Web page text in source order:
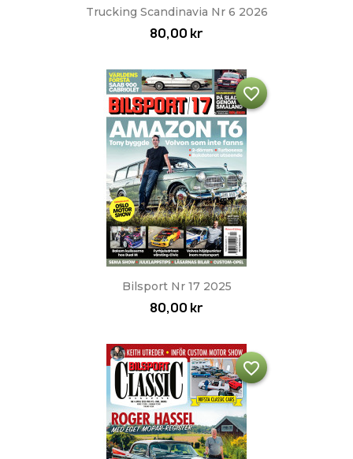
Trucking Scandinavia Nr 6 2026
80,00 kr
Bilsport Nr 17 2025
80,00 kr
favorite_border
favorite_border